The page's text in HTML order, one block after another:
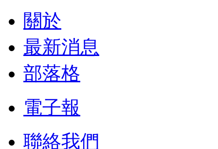
關於
最新消息
部落格
電子報
聯絡我們